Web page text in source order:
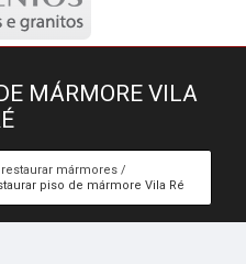
MÁRMORE VILA
restaurar mármores
piso de mármore Vila Ré